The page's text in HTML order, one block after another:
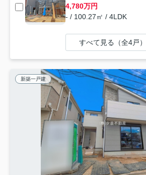
4,780万円
- / 100.27㎡ / 4LDK
すべて見る（全4戸）
新築一戸建